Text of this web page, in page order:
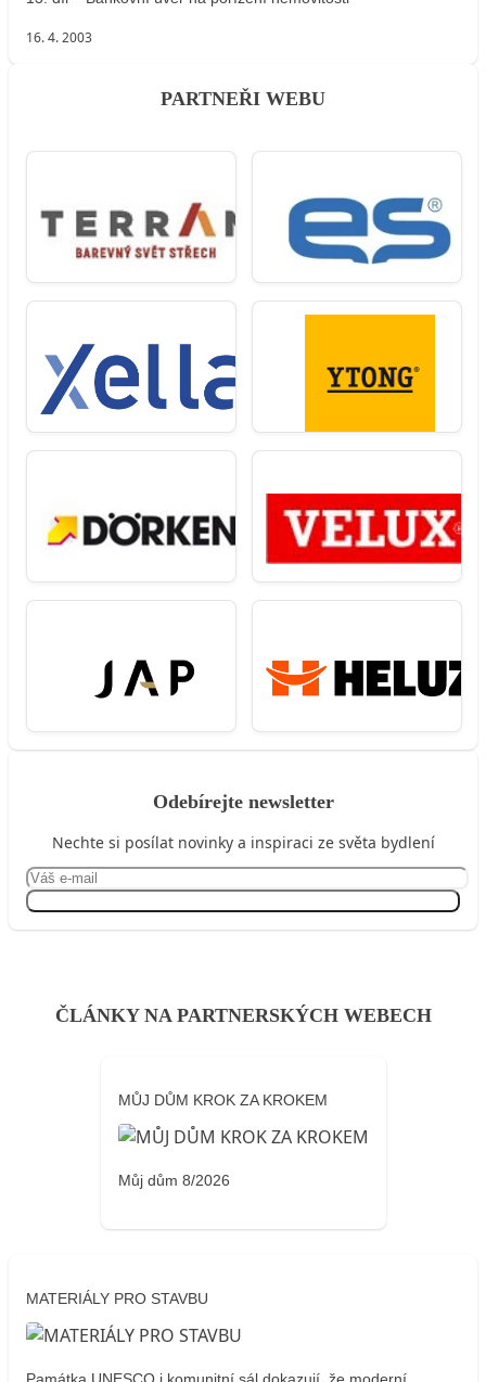
16. 4. 2003
PARTNEŘI WEBU
Odebírejte newsletter
Nechte si posílat novinky a inspiraci ze světa bydlení
ČLÁNKY NA PARTNERSKÝCH WEBECH
MŮJ DŮM KROK ZA KROKEM
Můj dům 8/2026
MATERIÁLY PRO STAVBU